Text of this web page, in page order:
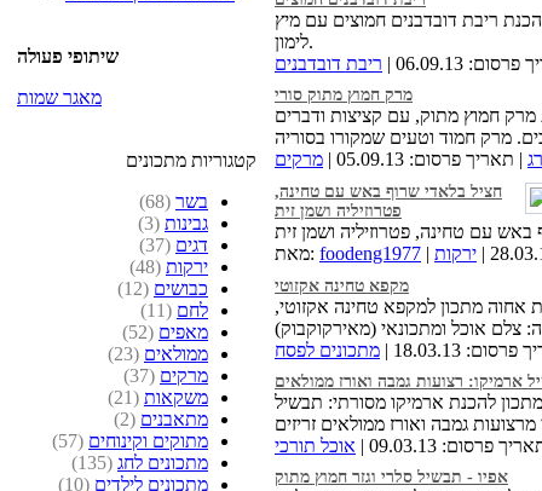
שיתופי פעולה
מאגר שמות
קטגוריות מתכונים
בשר (68)
גבינות (3)
דגים (37)
ירקות (48)
כבושים (12)
לחם (11)
מאפים (52)
ממולאים (23)
מרקים (37)
משקאות (21)
מתאבנים (2)
מתוקים וקינוחים (57)
מתכונים לחג (135)
מתכונים לילדים (10)
ריבת דובדבנים חמוצים עם מיץ
לימון.
06.09.13 |
ריבת דובדבנים
מרק חמוץ מתוק סורי
חמוץ מתוק, עם קציצות ודברים
| תאריך פרסום: 05.09.13 | מרקים
חציל בלאדי שרוף באש עם טחינה,
פטרוזיליה ושמן זית
מאת: foodeng1977 ירקות
מקפא טחינה אקזוטי
אחוה מתכון למקפא טחינה אקזוטי,
18.03.13 | מתכונים לפסח
ארמיקו: רצועות גמבה ואורז ממולאים
מתכון להכנת ארמיקו מסורתי: תבשיל
פרסום: 09.03.13 | אוכל תורכי
אפיו - תבשיל סלרי וגזר חמוץ מתוק